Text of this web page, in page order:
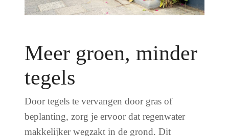
Meer groen, minder
tegels
Door tegels te vervangen door gras of
beplanting, zorg je ervoor dat regenwater
makkelijker wegzakt in de grond. Dit